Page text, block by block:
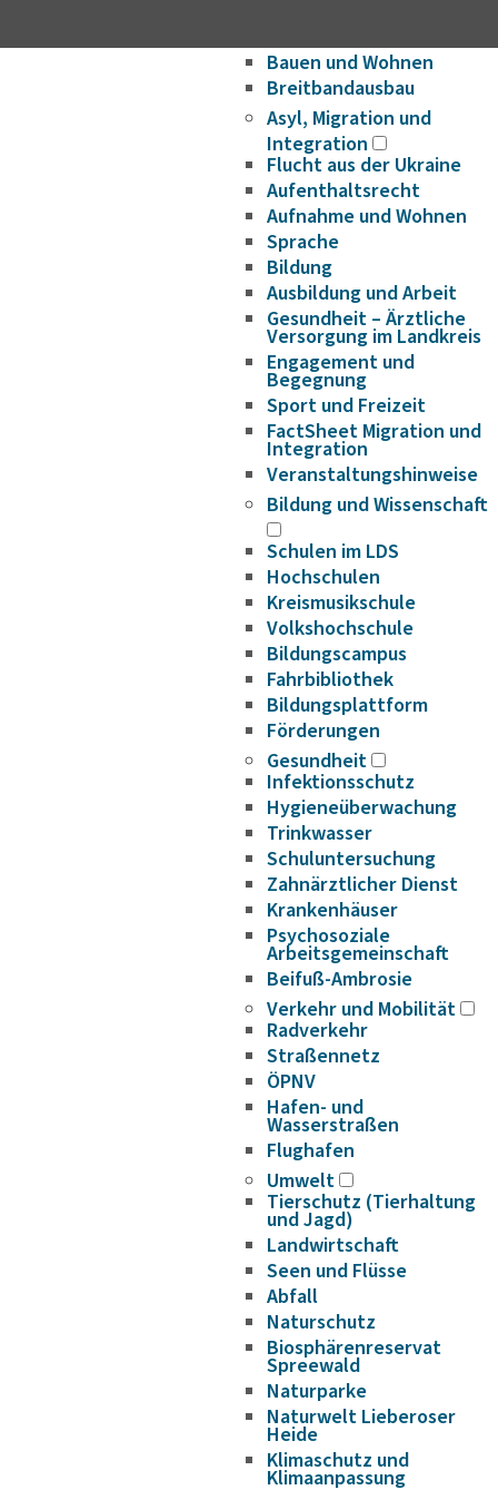
Bauen und Wohnen
Breitbandausbau
Asyl, Migration und
Integration
Flucht aus der Ukraine
Aufenthaltsrecht
Aufnahme und Wohnen
Sprache
Bildung
Ausbildung und Arbeit
Gesundheit – Ärztliche
Versorgung im Landkreis
Engagement und
Begegnung
Sport und Freizeit
FactSheet Migration und
Integration
Veranstaltungshinweise
Bildung und Wissenschaft
Schulen im LDS
Hochschulen
Kreismusikschule
Volkshochschule
Bildungscampus
Fahrbibliothek
Bildungsplattform
Förderungen
Gesundheit
Infektionsschutz
Hygieneüberwachung
Trinkwasser
Schuluntersuchung
Zahnärztlicher Dienst
Krankenhäuser
Psychosoziale
Arbeitsgemeinschaft
Beifuß-Ambrosie
Verkehr und Mobilität
Radverkehr
Straßennetz
ÖPNV
Hafen- und
Wasserstraßen
Flughafen
Umwelt
Tierschutz (Tierhaltung
und Jagd)
Landwirtschaft
Seen und Flüsse
Abfall
Naturschutz
Biosphärenreservat
Spreewald
Naturparke
Naturwelt Lieberoser
Heide
Klimaschutz und
Klimaanpassung